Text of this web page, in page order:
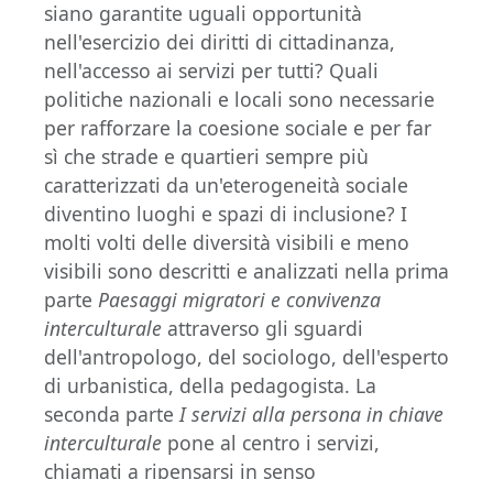
siano garantite uguali opportunità
nell'esercizio dei diritti di cittadinanza,
nell'accesso ai servizi per tutti? Quali
politiche nazionali e locali sono necessarie
per rafforzare la coesione sociale e per far
sì che strade e quartieri sempre più
caratterizzati da un'eterogeneità sociale
diventino luoghi e spazi di inclusione? I
molti volti delle diversità visibili e meno
visibili sono descritti e analizzati nella prima
parte Paesaggi migratori e convivenza
interculturale attraverso gli sguardi
dell'antropologo, del sociologo, dell'esperto
di urbanistica, della pedagogista. La
seconda parteI servizi alla persona in chiave
interculturale pone al centro i servizi,
chiamati a ripensarsi in senso